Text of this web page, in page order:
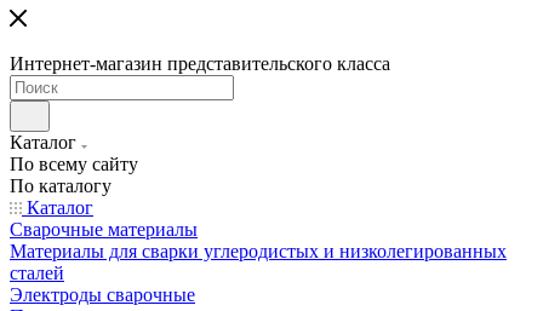
Интернет-магазин представительского класса
Каталог
По всему сайту
По каталогу
Каталог
Сварочные материалы
Материалы для сварки углеродистых и низколегированных
сталей
Электроды сварочные